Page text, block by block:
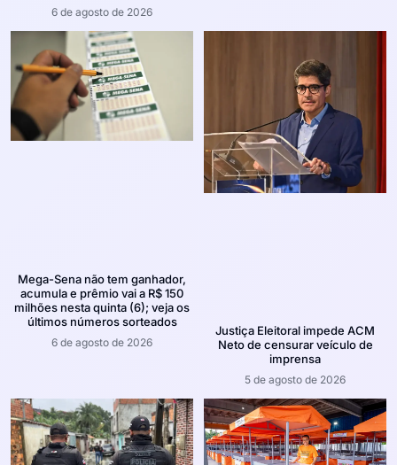
6 de agosto de 2026
Mega-Sena não tem ganhador,
acumula e prêmio vai a R$ 150
milhões nesta quinta (6); veja os
últimos números sorteados
6 de agosto de 2026
Justiça Eleitoral impede ACM
Neto de censurar veículo de
imprensa
5 de agosto de 2026